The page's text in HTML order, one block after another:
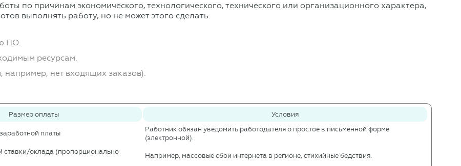
по причинам экономического, технологического, технического или организационного характера,
выполнять работу, но не может этого сделать.
ПО.
ресурсам.
например, нет входящих заказов).
Размер оплаты Условия
платы
Работник обязан уведомить работодателя о простое в письменной форме
(электронной).
ставки/оклада (пропорционально
Например, массовые сбои интернета в регионе, стихийные бедствия.